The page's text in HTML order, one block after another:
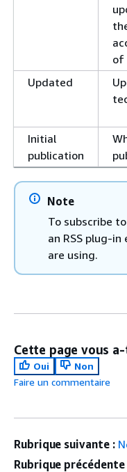
of
Updated
Initial
publication
Note
To subscribe
an RSS plug-
are using.
Cette page vous
Oui
Non
Faire un commentaire
Rubrique suivante :
Rubrique précédente